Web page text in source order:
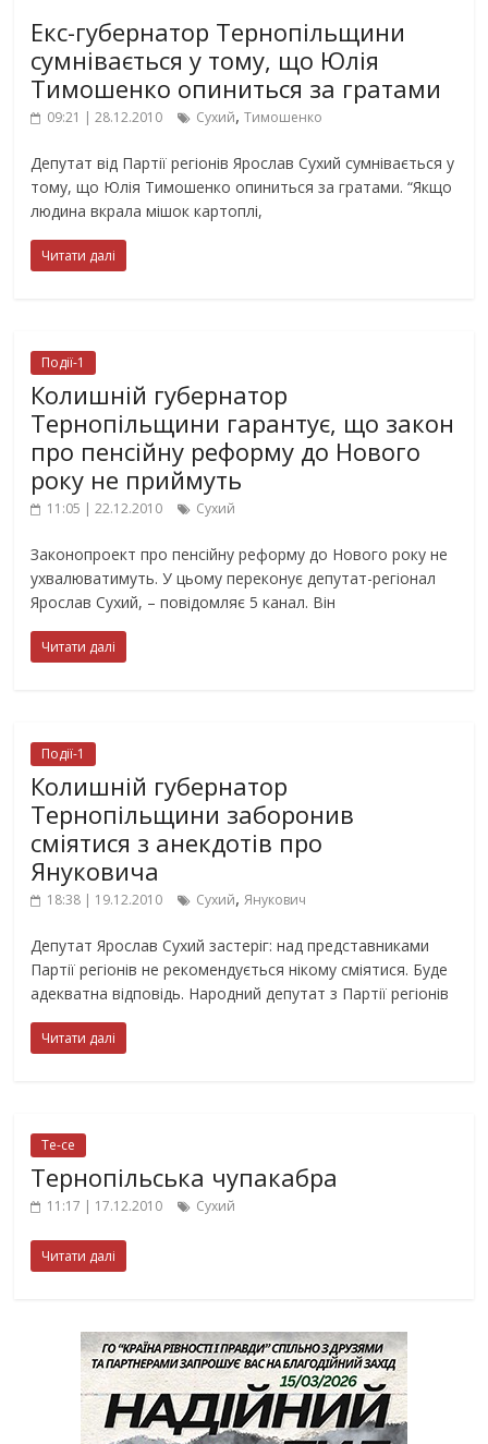
Екс-губернатор Тернопільщини
сумнівається у тому, що Юлія
Тимошенко опиниться за гратами
09:21 | 28.12.2010 Сухий,Тимошенко
Депутат від Партії регіонів Ярослав Сухий сумнівається у
тому, що Юлія Тимошенко опиниться за гратами. “Якщо
людина вкрала мішок картоплі,
Читати далі
Події-1
Колишній губернатор
Тернопільщини гарантує, що закон
про пенсійну реформу до Нового
року не приймуть
11:05 | 22.12.2010 Сухий
Законопроект про пенсійну реформу до Нового року не
ухвалюватимуть. У цьому переконує депутат-регіонал
Ярослав Сухий, – повідомляє 5 канал. Він
Читати далі
Події-1
Колишній губернатор
Тернопільщини заборонив
сміятися з анекдотів про
Януковича
18:38 | 19.12.2010 Сухий,Янукович
Депутат Ярослав Сухий застеріг: над представниками
Партії регіонів не рекомендується нікому сміятися. Буде
адекватна відповідь. Народний депутат з Партії регіонів
Читати далі
Те-се
Тернопільська чупакабра
11:17 | 17.12.2010 Сухий
Читати далі